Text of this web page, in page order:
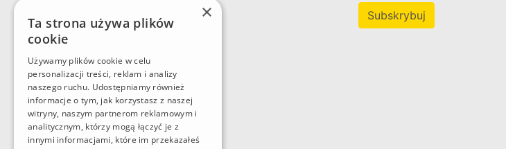
Subskrybuj
×
Ta strona używa plików
cookie
Używamy plików cookie w celu
personalizacji treści, reklam i analizy
naszego ruchu. Udostępniamy również
informacje o tym, jak korzystasz z naszej
witryny, naszym partnerom reklamowym i
analitycznym, którzy mogą łączyć je z
innymi informacjami, które im przekazałeś